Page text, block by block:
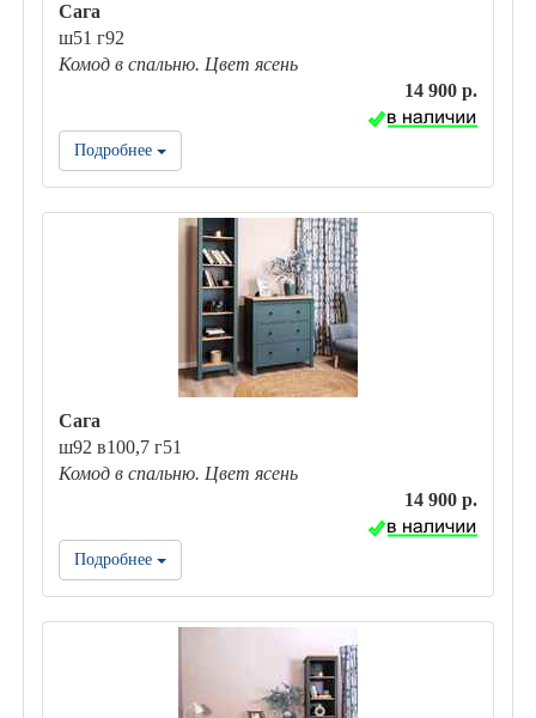
Сага
ш51 г92
Комод в спальню. Цвет ясень
14 900 р.
Подробнее
Сага
ш92 в100,7 г51
Комод в спальню. Цвет ясень
14 900 р.
Подробнее